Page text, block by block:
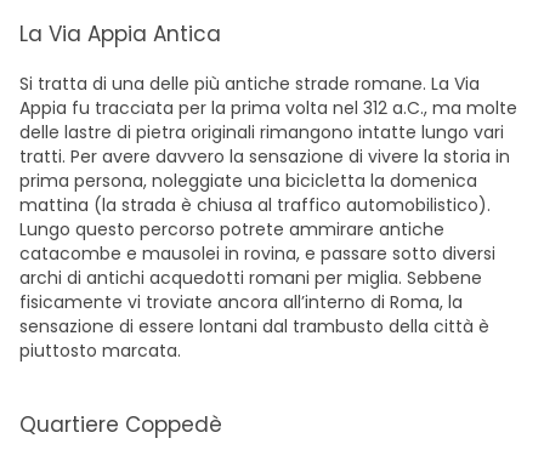
La Via Appia Antica
Si tratta di una delle più antiche strade romane. La Via
Appia fu tracciata per la prima volta nel 312 a.C., ma molte
delle lastre di pietra originali rimangono intatte lungo vari
tratti. Per avere davvero la sensazione di vivere la storia in
prima persona, noleggiate una bicicletta la domenica
mattina (la strada è chiusa al traffico automobilistico).
Lungo questo percorso potrete ammirare antiche
catacombe e mausolei in rovina, e passare sotto diversi
archi di antichi acquedotti romani per miglia. Sebbene
fisicamente vi troviate ancora all’interno di Roma, la
sensazione di essere lontani dal trambusto della città è
piuttosto marcata.
Quartiere Coppedè